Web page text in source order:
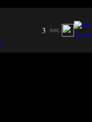
3 sec.